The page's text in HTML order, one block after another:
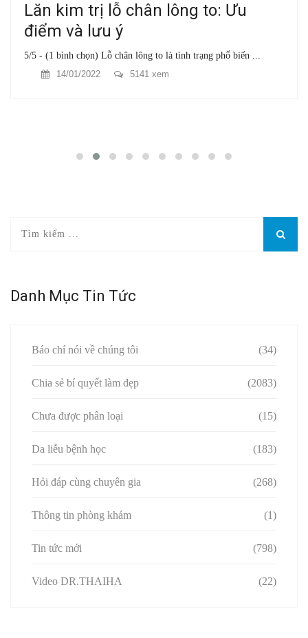
Lăn kim trị lỗ chân lông to: Ưu
điểm và lưu ý
5/5 - (1 bình chọn) Lỗ chân lông to là tình trạng phổ biến ...
14/01/2022
5141 xem
Danh Mục Tin Tức
Báo chí nói về chúng tôi (34)
Chia sẻ bí quyết làm đẹp (2083)
Chưa được phân loại (15)
Da liễu bệnh học (183)
Hỏi đáp cùng chuyên gia (268)
Thông tin phòng khám (1)
Tin tức mới (798)
Video DR.THAIHA (22)